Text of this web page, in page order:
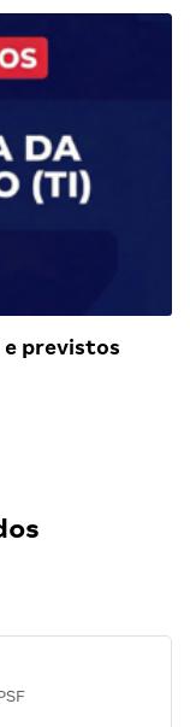
e previstos